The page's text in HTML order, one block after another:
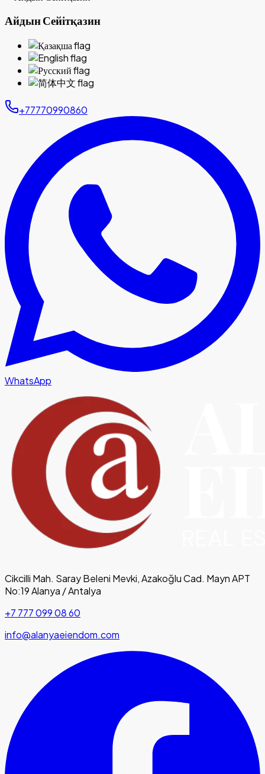
Айдын Сейітқазин
+77770990860
WhatsApp
Cikcilli Mah. Saray Beleni Mevki, Azakoğlu Cad. Mayn APT
No:19 Alanya / Antalya
+7 777 099 08 60
info@alanyaeiendom.com